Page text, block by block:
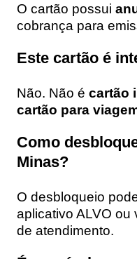
O cartão possui
cobrança para
Este cartão é
Não. Não é cartão
cartão para
Como
Minas?
O desbloqueio
aplicativo ALVO ou
de atendimento.